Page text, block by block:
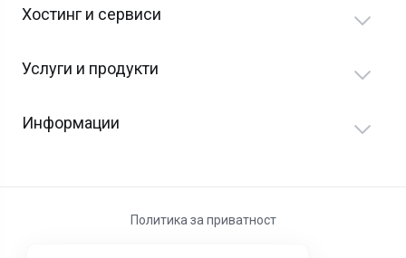
Хостинг и сервиси
Услуги и продукти
Информации
Политика за приватност